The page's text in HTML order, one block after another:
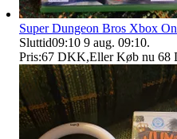
Super Dungeon Bros Xbox
Sluttid09:10 9 aug. 09:10.
Pris:67 DKK,Eller Køb nu 68